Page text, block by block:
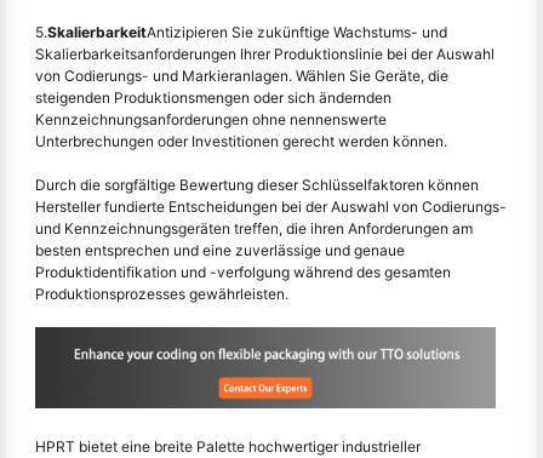
5.SkalierbarkeitAntizipieren Sie zukünftige Wachstums- und
Skalierbarkeitsanforderungen Ihrer Produktionslinie bei der Auswahl
von Codierungs- und Markieranlagen. Wählen Sie Geräte, die
steigenden Produktionsmengen oder sich ändernden
Kennzeichnungsanforderungen ohne nennenswerte
Unterbrechungen oder Investitionen gerecht werden können.
Durch die sorgfältige Bewertung dieser Schlüsselfaktoren können
Hersteller fundierte Entscheidungen bei der Auswahl von Codierungs-
und Kennzeichnungsgeräten treffen, die ihren Anforderungen am
besten entsprechen und eine zuverlässige und genaue
Produktidentifikation und -verfolgung während des gesamten
Produktionsprozesses gewährleisten.
HPRT bietet eine breite Palette hochwertiger industrieller